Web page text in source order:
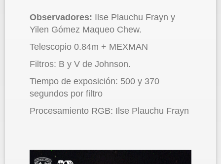
Observadores: Ilse Plauchu Frayn y
Yilen Gómez Maqueo Chew.
Telescopio 0.84m + MEXMAN
Filtros: B y V de Johnson.
Tiempo de exposición: 500 y 370
segundos por filtro
Procesamiento RGB: Ilse Plauchu Frayn